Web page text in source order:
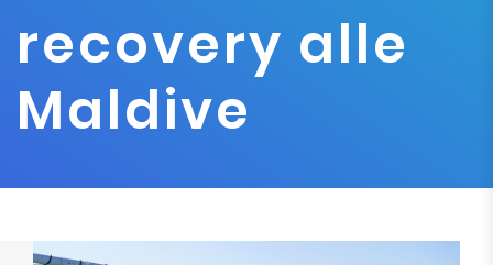
recovery alle
Maldive